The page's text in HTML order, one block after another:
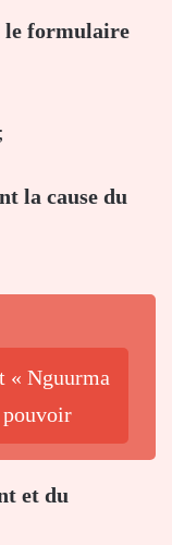
le formulaire
;
la cause du
« Nguurma
pouvoir
et du